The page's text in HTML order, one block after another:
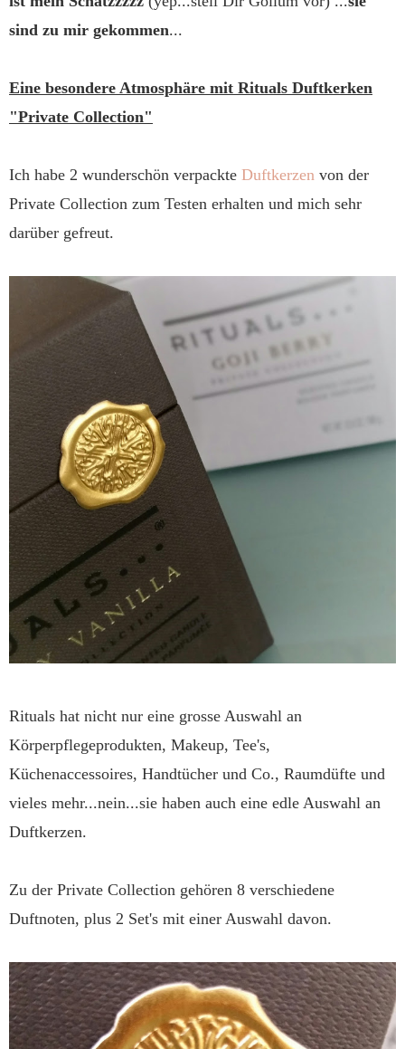
sind zu mir gekommen...
Eine besondere Atmosphäre mit Rituals Duftkerken
"Private Collection"
Ich habe 2 wunderschön verpackte Duftkerzen von der
Private Collection zum Testen erhalten und mich sehr
darüber gefreut.
Rituals hat nicht nur eine grosse Auswahl an
Körperpflegeprodukten, Makeup, Tee's,
Küchenaccessoires, Handtücher und Co., Raumdüfte und
vieles mehr...nein...sie haben auch eine edle Auswahl an
Duftkerzen.
Zu der Private Collection gehören 8 verschiedene
Duftnoten, plus 2 Set's mit einer Auswahl davon.